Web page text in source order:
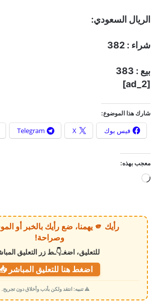
الريال السعودي:
شراء : 382
بيع : 383
[ad_2]
شارك هذا الموضوع:
فيس بوك X
Telegram
معجب بهذه:
ي
م
ي
رأيك 🫵 يهمنا، ضع رأيك بالخبر
وصراحة!
للتعليق، اضغـ👇ـط زر التعليق
اضغط هنا للتعليق المباشر
⚠️ تنبيه: انتقد ولكن بأدب وأخلاق دون تجريح.